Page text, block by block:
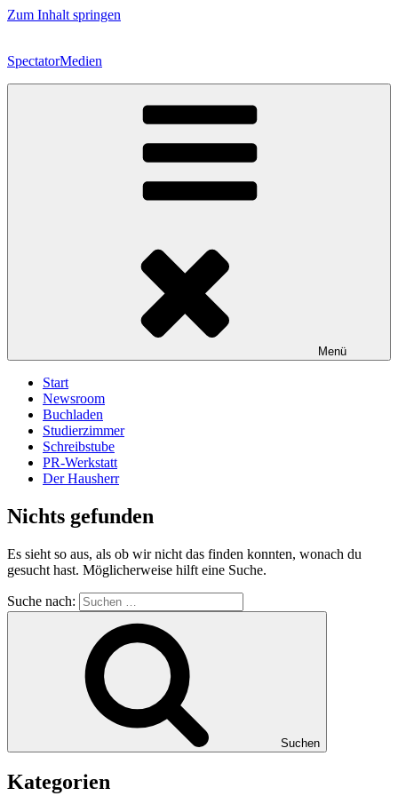
Zum Inhalt springen
SpectatorMedien
Menü
Start
Newsroom
Buchladen
Studierzimmer
Schreibstube
PR-Werkstatt
Der Hausherr
Nichts gefunden
Es sieht so aus, als ob wir nicht das finden konnten, wonach du
gesucht hast. Möglicherweise hilft eine Suche.
Suche nach:
Suchen
Kategorien